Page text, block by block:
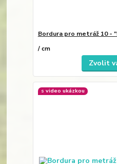
Bordura pro metráž 10 -
/cm
Zvolit
s video ukázkou